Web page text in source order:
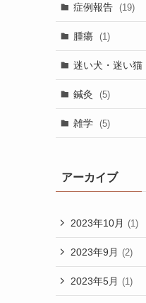
症例報告 (19)
腫瘍 (1)
迷い犬・迷い猫
鍼灸 (5)
雑学 (5)
アーカイブ
2023年10月 (1)
2023年9月 (2)
2023年5月 (1)